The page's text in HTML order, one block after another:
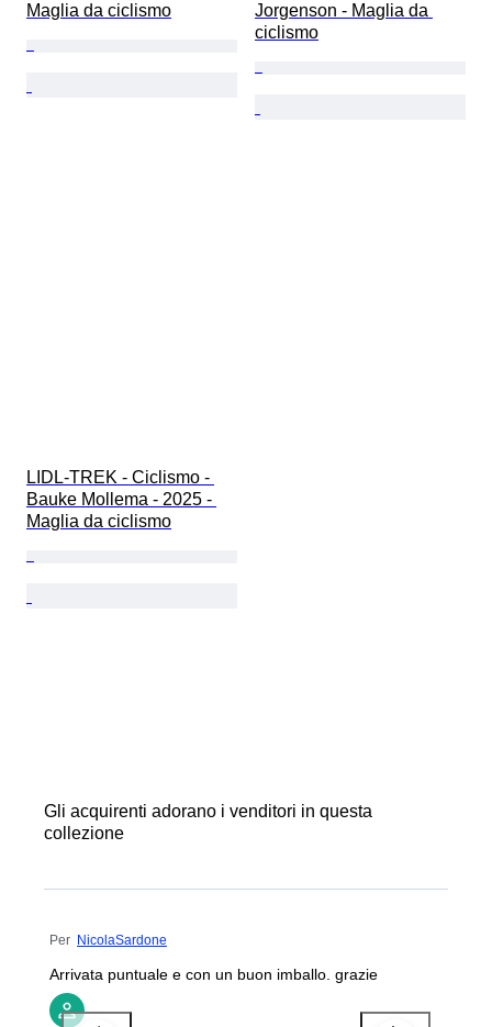
Maglia da ciclismo
Jorgenson - Maglia da
ciclismo
LIDL-TREK - Ciclismo -
Bauke Mollema - 2025 -
Maglia da ciclismo
Gli acquirenti adorano i venditori in questa
collezione
Per NicolaSardone
Arrivata puntuale e con un buon imballo. grazie